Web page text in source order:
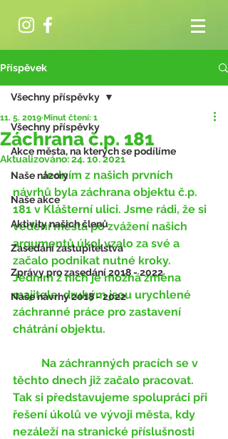
Příspěvek
Všechny příspěvky
Akce města, na kterých se podílíme
Naše názory
Naše akce
Aktivity našich členů
Zasedání zastupitelstva
Zprávy pro zasedání 2018 - 2022
Naše návrhy 2018 - 2022
Všechny příspěvky
Záchrana č.p. 181
11. 5. 2019 Minut čtení: 1
Aktualizováno:24. 10. 2021
	Jedním z našich prvních
návrhů byla záchrana objektu č.p.
181 v Klášterní ulici. Jsme rádi, že si
vedení města po zvážení našich
argumentů úkol vzalo za své a
začalo podnikat nutné kroky.
Jedním z nich je možná změna
majitele, druhým jsou urychlené
záchranné práce pro zastavení
chátrání objektu.
těchto dnech již začalo pracovat.
Tak si představujeme spolupráci při
řešení úkolů ve vývoji města, kdy
nezáleží na stranické příslušnosti